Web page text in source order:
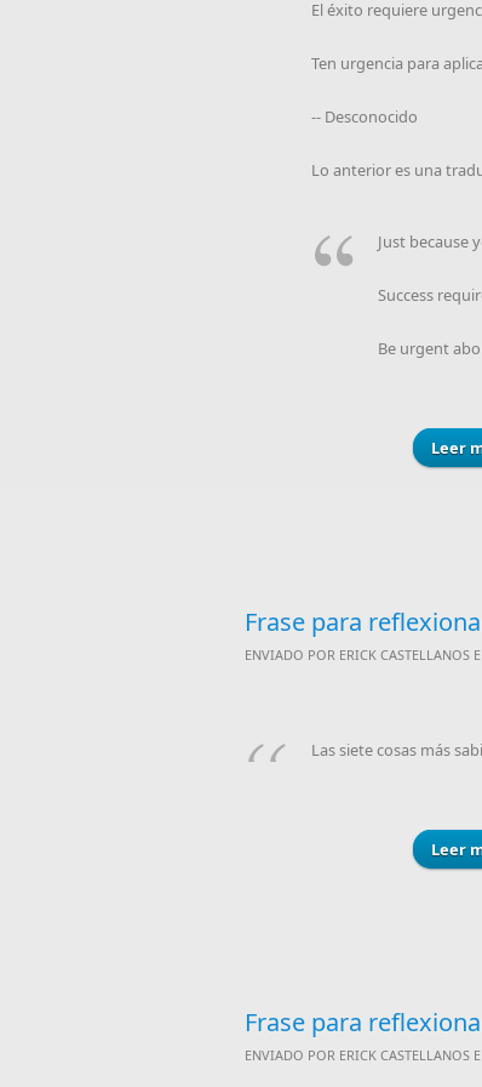
El éxito requiere
Ten urgencia para
-- Desconocido
Lo anterior es una
Just because
Success
Be urgent
Leer
Frase para
ENVIADO POR ERICK CASTELLANOS
Las siete cosas más
Leer
Frase para
ENVIADO POR ERICK CASTELLANOS